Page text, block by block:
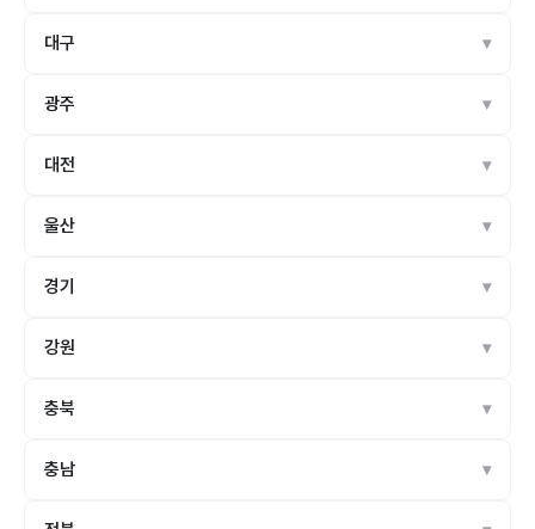
대구
광주
대전
울산
경기
강원
충북
충남